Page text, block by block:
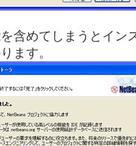
含めてしまうとイン
ます。